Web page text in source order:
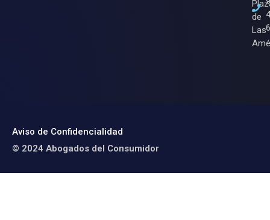
de
Las
Aviso de Confidencialidad
© 2024 Abogados del Consumidor